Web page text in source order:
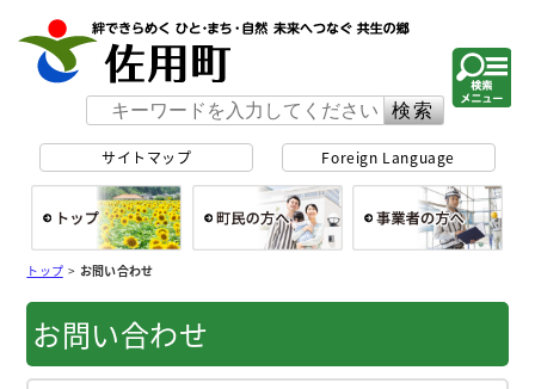
サイトマップ Foreign Language
トップ>お問い合わせ
お問い合わせ